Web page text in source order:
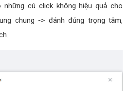
cú click không hiệu quả cho
chung -> đánh đúng trọng tâm,